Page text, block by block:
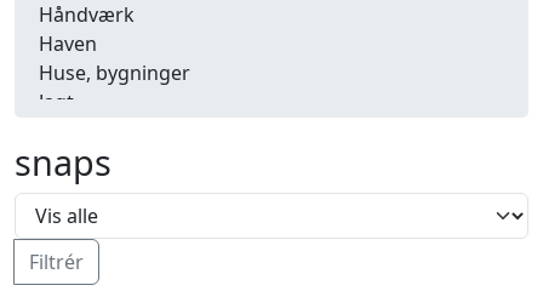
Håndværk
Haven
Huse, bygninger
Jagt
Kærlighed, bryllup
Kommunikation, nyhedsformidling
Køretøjer
Landbrug
Lov, orden
snaps
Filtrér